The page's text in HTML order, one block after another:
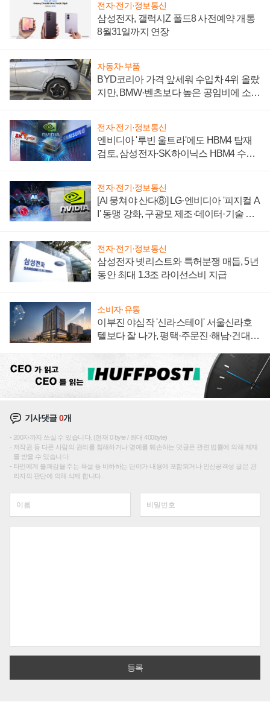
전자·전기·정보통신
삼성전자, 갤럭시Z 폴드8 사전예약 개통
8월31일까지 연장
자동차·부품
BYD코리아 가격 앞세워 수입차 4위 올랐
지만, BMW·벤츠보다 높은 공임비에 소비
전자·전기·정보통신
엔비디아 '루빈 울트라'에도 HBM4 탑재
검토, 삼성전자·SK하이닉스 HBM4 수율
전자·전기·정보통신
[AI 뭉쳐야 산다⑧] LG·엔비디아 '피지컬 A
I' 동맹 강화, 구광모 제조·데이터·기술 결
전자·전기·정보통신
삼성전자 넷리스트와 특허분쟁 매듭, 5년
동안 최대 1.3조 라이선스비 지급
소비자·유통
이부진 야심작 '신라스테이' 서울신라호
텔보다 잘 나가, 평택·주문진·해남·건대로
기사댓글0개
200자까지 쓰실 수 있습니다. (현재 0 byte / 최대 400byte)
저작권 등 다른 사람의 권리를 침해하거나 명예를 훼손하는 댓글은 관련 법률에 의해 제재
를 받을 수 있습니다.
타인에게 불쾌감을 주는 욕설 등 비하하는 단어가 내용에 포함되거나 인신공격성 글은 관
리자의 판단에 의해 삭제 합니다.